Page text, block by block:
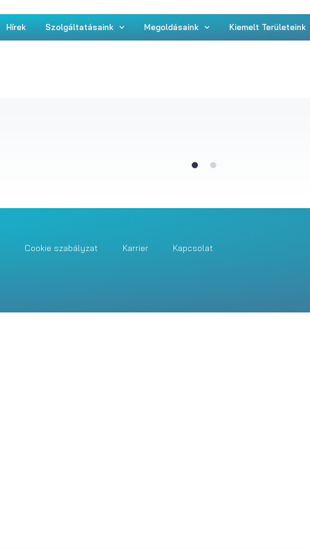
Hírek Szolgáltatásaink Megoldásaink Kiemelt Területeink
Cookie szabályzat Karrier Kapcsolat